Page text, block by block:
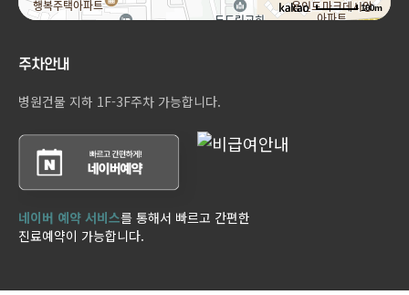
100m
주차안내
병원건물 지하 1F-3F주차 가능합니다.
네이버 예약 서비스를 통해서 빠르고 간편한
진료예약이 가능합니다.